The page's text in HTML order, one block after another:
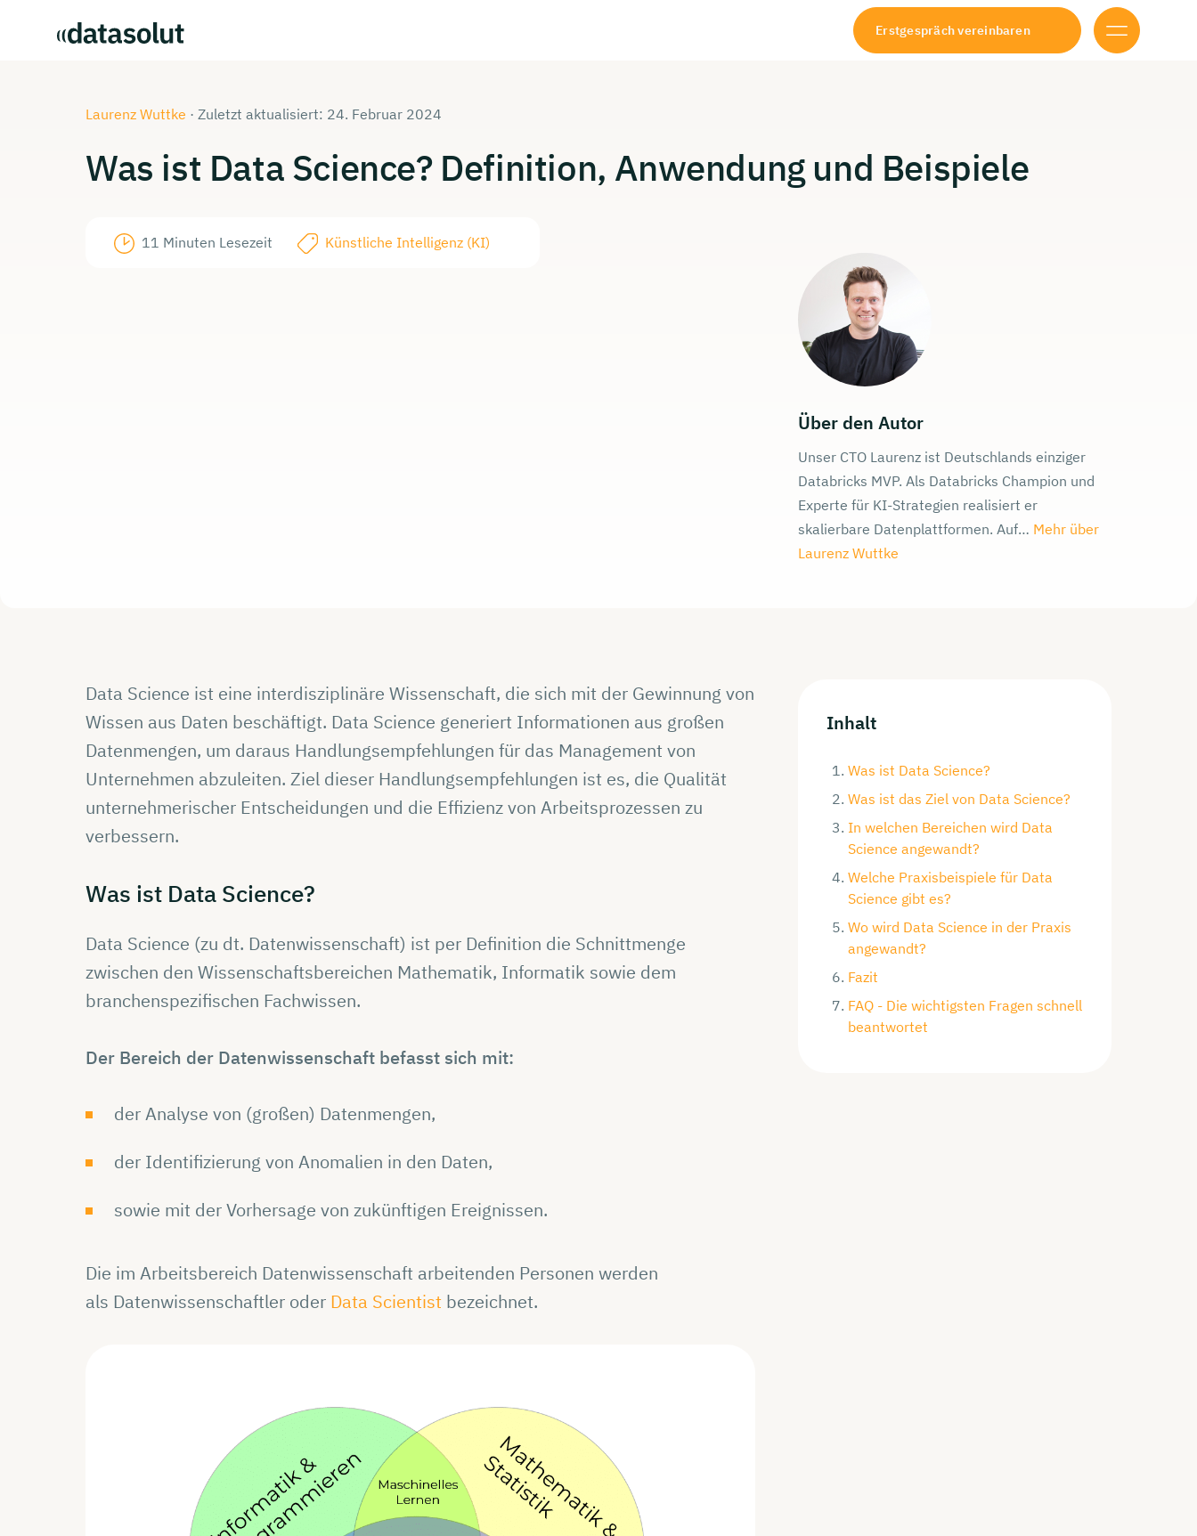
Erstgespräch vereinbaren
Laurenz Wuttke · Zuletzt aktualisiert: 24. Februar 2024
Was ist DataScience? Definition, Anwendungund Beispiele
11 Minuten Lesezeit Künstliche Intelligenz (KI)
Über den Autor
Unser CTO Laurenz ist Deutschlands einziger
Databricks MVP. Als Databricks Champion und
Experte für KI-Strategien realisiert er
skalierbare Datenplattformen. Auf… Mehr über
Laurenz Wuttke
Data Science ist eine interdisziplinäre Wissenschaft, die sich mit der Gewinnung von
Wissen aus Daten beschäftigt. Data Science generiert Informationen aus großen
Datenmengen, um daraus Handlungsempfehlungen für das Management von
Unternehmen abzuleiten. Ziel dieser Handlungsempfehlungen ist es, die Qualität
unternehmerischer Entscheidungen und die Effizienz von Arbeitsprozessen zu
verbessern.
Was ist Data Science?
Data Science (zu dt. Datenwissenschaft) ist per Definition die Schnittmenge
zwischen den Wissenschaftsbereichen Mathematik, Informatik sowie dem
branchenspezifischen Fachwissen.
Der Bereich der Datenwissenschaft befasst sich mit:
der Analyse von (großen) Datenmengen,
der Identifizierung von Anomalien in den Daten,
sowie mit der Vorhersage von zukünftigen Ereignissen.
Die im Arbeitsbereich Datenwissenschaft arbeitenden Personen werden
als Datenwissenschaftler oder Data Scientist bezeichnet.
Inhalt
Was ist Data Science?
Was ist das Ziel von Data Science?
In welchen Bereichen wird Data
Science angewandt?
Welche Praxisbeispiele für Data
Science gibt es?
Wo wird Data Science in der Praxis
angewandt?
Fazit
FAQ - Die wichtigsten Fragen schnell
beantwortet